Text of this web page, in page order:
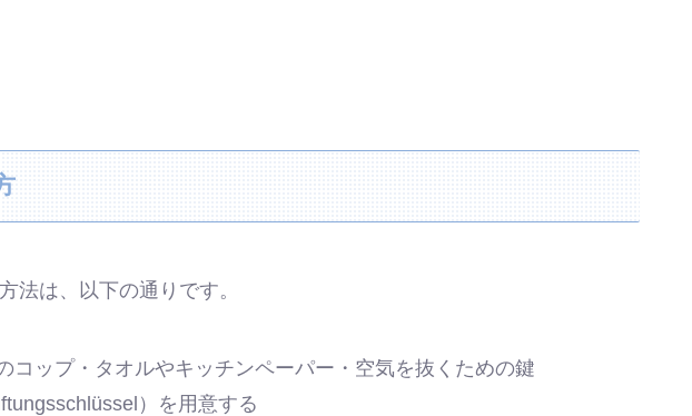
法は、以下の通りです。
コップ・タオルやキッチンペーパー・空気を抜くための鍵
）を用意する